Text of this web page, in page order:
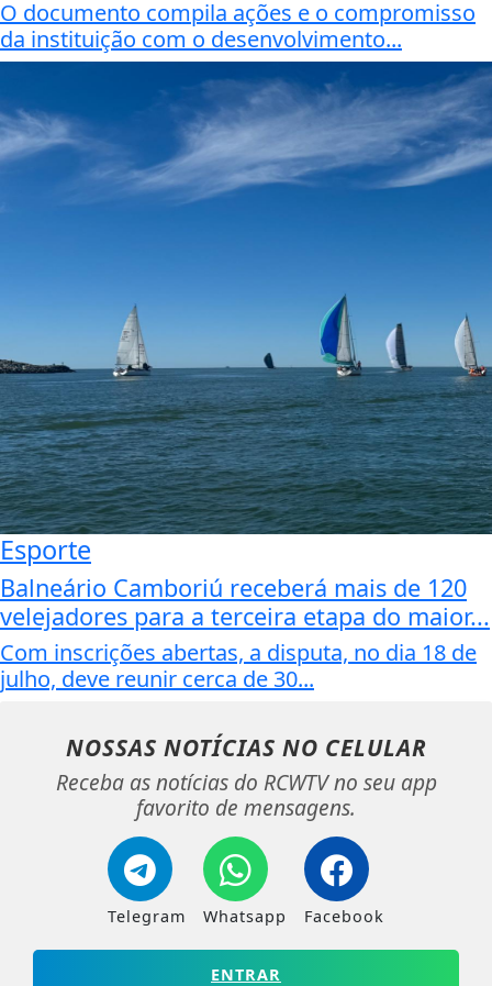
O documento compila ações e o compromisso
da instituição com o desenvolvimento...
Esporte
Balneário Camboriú receberá mais de 120
velejadores para a terceira etapa do maior...
Com inscrições abertas, a disputa, no dia 18 de
julho, deve reunir cerca de 30...
NOSSAS NOTÍCIAS NO CELULAR
Receba as notícias do RCWTV no seu app
favorito de mensagens.
Telegram Whatsapp Facebook
ENTRAR